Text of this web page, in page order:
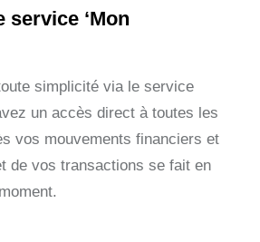
‘Mon
simplicité via le service
un accès direct à toutes les
vos mouvements financiers et
de vos transactions se fait en